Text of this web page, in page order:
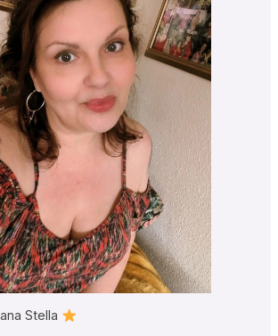
Stella